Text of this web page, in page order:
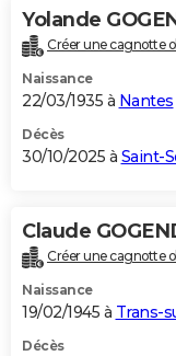
Carte de Noël
Carte Bonne année
Carte Saint-Valentin
Carte Pâques
Carte d'anniversaire
DICTIONNAIRE
Dictionnaire
Biographies
Citations
Expressions
Proverbes
PROGRAMME TV
S'inscrire
Se connecter
Lycées
Collèges
Primaires
Universités
Entreprises
Service militaire
Avis de recherche
AVIS DE DÉCÈS
Bricolage
Lifestyle
Culture
Sport
Auto
Television
Voyage
Cinema
Yolande
Créer une cagnotte
Naissance
22/03/1935 à Nantes
Décès
30/10/2025 à Saint-
Claude
Créer une cagnotte
Naissance
19/02/1945 à Trans-
Décès